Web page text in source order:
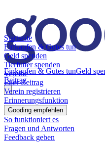
Einkaufen & Gutes tunGeld
Beitrag
Startseite
Einkaufen & Gutes tun
Geld spenden
Tierfutter spenden
Vereine
Euer Beitrag
Verein registrieren
Erinnerungsfunktion
Gooding empfehlen
So funktioniert es
Fragen und Antworten
Feedback geben